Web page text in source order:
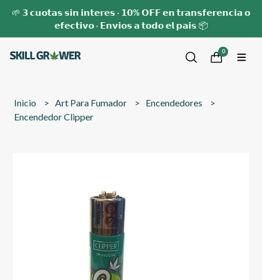
🌱 𝟯 𝗰𝘂𝗼𝘁𝗮𝘀 𝘀𝗶𝗻 𝗶𝗻𝘁𝗲𝗿𝗲𝘀 · 𝟭𝟬% 𝗢𝗙𝗙 𝗲𝗻 𝘁𝗿𝗮𝗻𝘀𝗳𝗲𝗿𝗲𝗻𝗰𝗶𝗮 𝗼
𝗲𝗳𝗲𝗰𝘁𝗶𝘃𝗼 · 𝗘𝗻𝘃𝗶𝗼𝘀 𝗮 𝘁𝗼𝗱𝗼 𝗲𝗹 𝗽𝗮𝗶𝘀 📦
0
Inicio Art Para Fumador
Encendedores
Encendedor Clipper